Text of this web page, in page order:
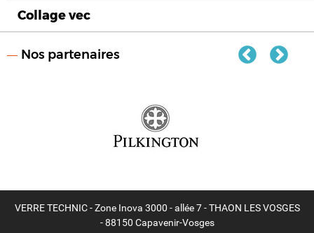
Collage vec
Nos partenaires
VERRE TECHNIC - Zone Inova 3000 - allée 7 - THAON LES VOSGES
- 88150 Capavenir-Vosges